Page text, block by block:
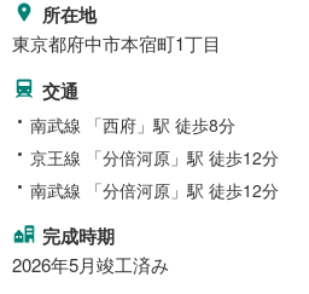
所在地
東京都府中市本宿町1丁目
交通
南武線 「西府」駅 徒歩8分
京王線 「分倍河原」駅 徒歩12分
南武線 「分倍河原」駅 徒歩12分
完成時期
2026年5月竣工済み